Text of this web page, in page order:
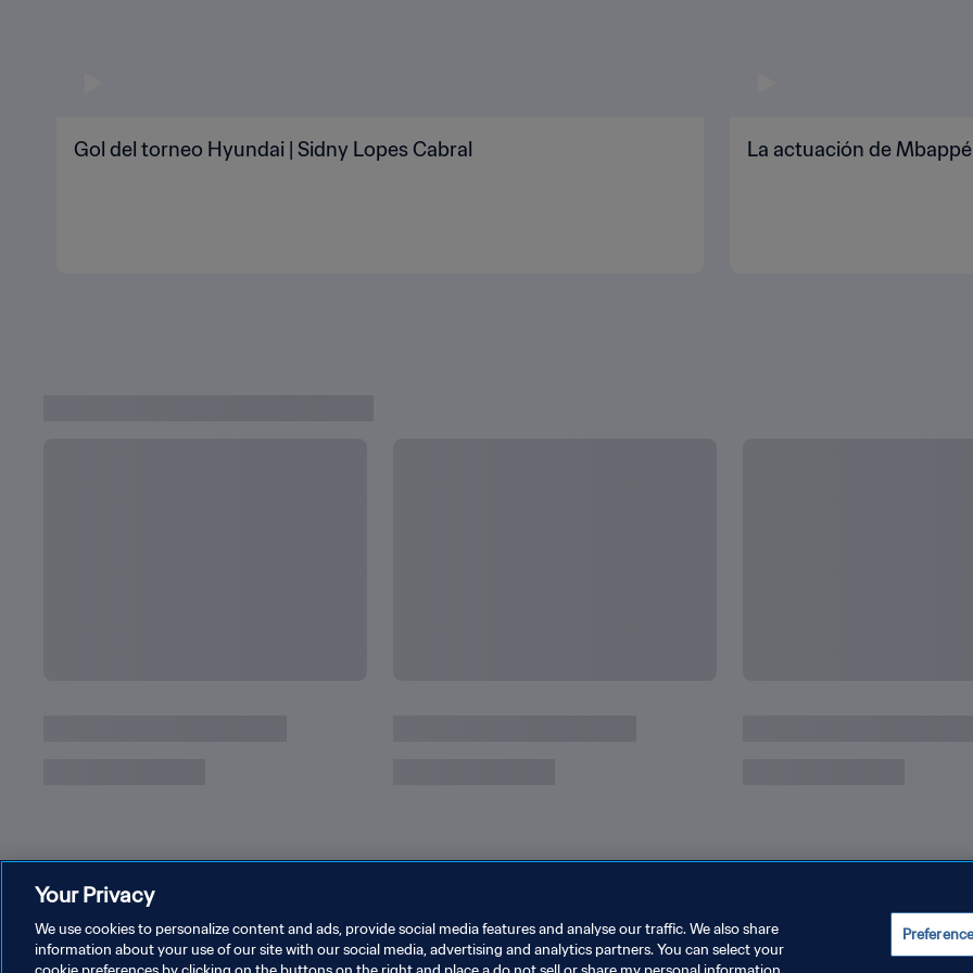
Gol del torneo Hyundai | Sidny Lopes Cabral La actuación de
Your Privacy
We use cookies to personalize content and ads, provide social media features and analyse our traffic. We also share
information about your use of our site with our social media, advertising and analytics partners. You can select your